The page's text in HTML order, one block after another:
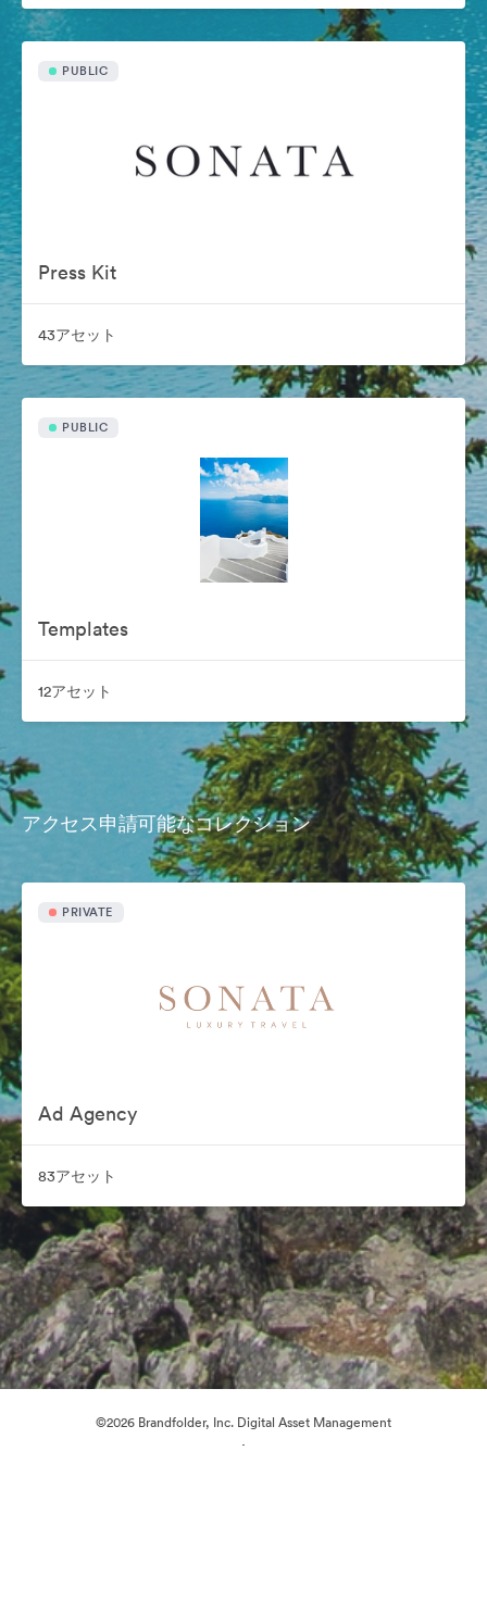
PUBLIC
Press Kit
43アセット
PUBLIC
Templates
12アセット
アクセス申請可能なコレクション
PRIVATE
Ad Agency
83アセット
©2026 Brandfolder, Inc. Digital Asset Management
·